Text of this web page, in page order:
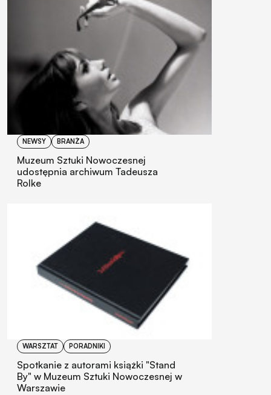
NEWSY BRANŻA
Muzeum Sztuki Nowoczesnej
udostępnia archiwum Tadeusza
Rolke
WARSZTAT PORADNIKI
Spotkanie z autorami książki "Stand
By" w Muzeum Sztuki Nowoczesnej w
Warszawie